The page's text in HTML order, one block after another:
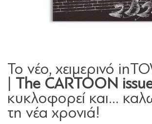
Το νέο, χειμερινό
| The CARTOON
κυκλοφορεί και…
τη νέα χρονιά!